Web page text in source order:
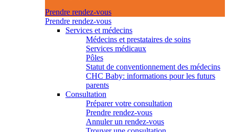
Prendre rendez-vous
Prendre rendez-vous
Services et médecins
Médecins et prestataires de soins
Services médicaux
Pôles
Statut de conventionnement des médecins
CHC Baby: informations pour les futurs
parents
Consultation
Préparer votre consultation
Prendre rendez-vous
Annuler un rendez-vous